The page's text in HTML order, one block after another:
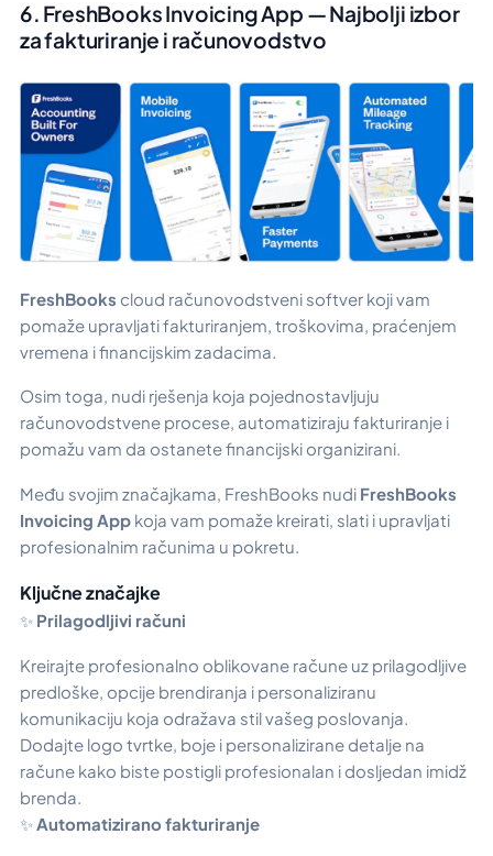
6. FreshBooks Invoicing App — Najbolji izbor
za fakturiranje i računovodstvo
FreshBooks cloud računovodstveni softver koji vam
pomaže upravljati fakturiranjem, troškovima, praćenjem
vremena i financijskim zadacima.
Osim toga, nudi rješenja koja pojednostavljuju
računovodstvene procese, automatiziraju fakturiranje i
pomažu vam da ostanete financijski organizirani.
Među svojim značajkama, FreshBooks nudi FreshBooks
Invoicing App koja vam pomaže kreirati, slati i upravljati
profesionalnim računima u pokretu.
Ključne značajke
✨ Prilagodljivi računi
Kreirajte profesionalno oblikovane račune uz prilagodljive
predloške, opcije brendiranja i personaliziranu
komunikaciju koja odražava stil vašeg poslovanja.
Dodajte logo tvrtke, boje i personalizirane detalje na
račune kako biste postigli profesionalan i dosljedan imidž
brenda.
✨Automatizirano fakturiranje